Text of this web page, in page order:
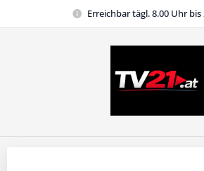
Erreichbar tägl. 8.00 Uhr bis